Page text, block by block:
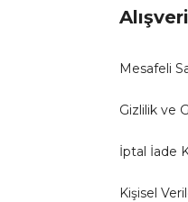
Mesafeli
Gizlilik ve
İptal İade
Kişisel